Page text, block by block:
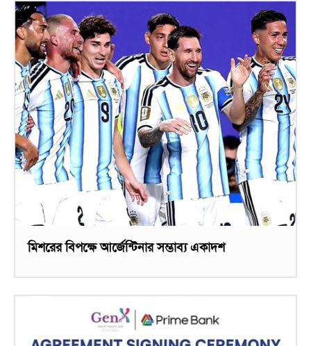
মিশরের বিপক্ষে আর্জেন্টিনার সম্ভাব্য একাদশ